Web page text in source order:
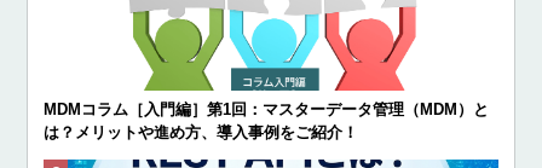
MDMコラム［入門編］第1回：マスターデータ管理（MDM）と
は？メリットや進め方、導入事例をご紹介！